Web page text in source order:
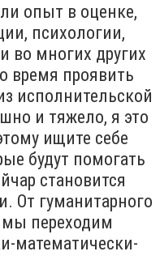
опыт в оценке,
психологии,
во многих других
время проявить
исполнительской
и тяжело, я это
ищите себе
будут помогать
становится
От гуманитарного
мы переходим
математически-